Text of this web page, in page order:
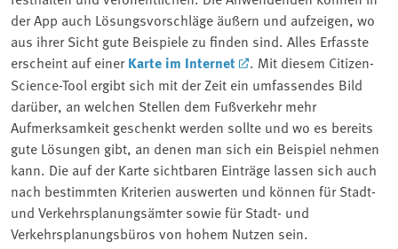
der App auch Lösungsvorschläge äußern und aufzeigen, wo
aus ihrer Sicht gute Beispiele zu finden sind. Alles Erfasste
erscheint auf einerKarte im Internet
. Mit diesem Citizen-
Science-Tool ergibt sich mit der Zeit ein umfassendes Bild
darüber, an welchen Stellen dem Fußverkehr mehr
Aufmerksamkeit geschenkt werden sollte und wo es bereits
gute Lösungen gibt, an denen man sich ein Beispiel nehmen
kann. Die auf der Karte sichtbaren Einträge lassen sich auch
nach bestimmten Kriterien auswerten und können für Stadt-
und Verkehrsplanungsämter sowie für Stadt- und
Verkehrsplanungsbüros von hohem Nutzen sein.